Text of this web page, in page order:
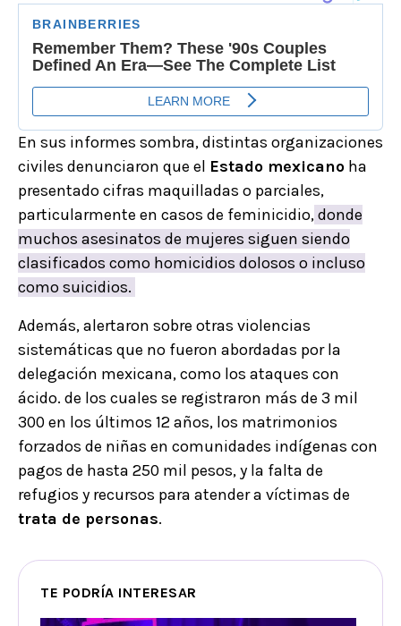
En sus informes sombra, distintas organizaciones
civiles denunciaron que el Estado mexicano ha
presentado cifras maquilladas o parciales,
particularmente en casos de feminicidio,donde
muchos asesinatos de mujeres siguen siendo
clasificados como homicidios dolosos o incluso
como suicidios.
Además, alertaron sobre otras violencias
sistemáticas que no fueron abordadas por la
delegación mexicana, como los ataques con
ácido. de los cuales se registraron más de 3 mil
300 en los últimos 12 años, los matrimonios
forzados de niñas en comunidades indígenas con
pagos de hasta 250 mil pesos, y la falta de
refugios y recursos para atender a víctimas de
trata de personas.
TE PODRÍA INTERESAR